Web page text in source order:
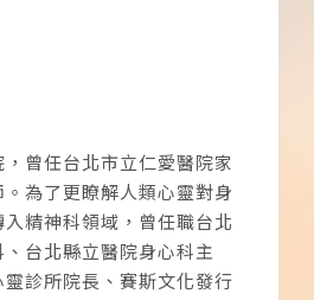
曾任台北市立仁愛醫院家
為了更瞭解人類心靈對身
精神科領域，曾任職台北
台北縣立醫院身心科主
診所院長、賽斯文化發行